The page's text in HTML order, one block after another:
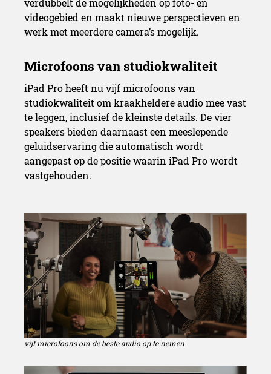
iPadOS 13.4
videogebied en maakt nieuwe perspectieven en
werk met meerdere camera’s mogelijk.
iPad Pro heeft nu vijf microfoons van
studiokwaliteit om kraakheldere audio mee vast
te leggen, inclusief de kleinste details. De vier
speakers bieden daarnaast een meeslepende
geluidservaring die automatisch wordt
aangepast op de positie waarin iPad Pro wordt
vastgehouden.
vijf microfoons om de beste audio op te nemen